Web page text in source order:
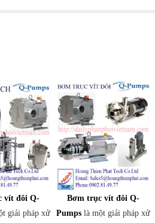
vít đôi Q-
giải pháp xử
Bơm trục vít đôi Q-
Pumps là một giải pháp xử